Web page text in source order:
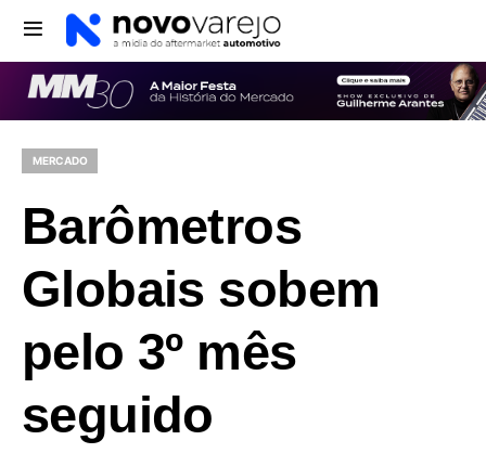
MERCADO
Barômetros
Globais sobem
pelo 3º mês
seguido